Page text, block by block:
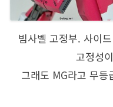
빔사벨 고정부. 사이
고정성
그래도 MG라고 무등